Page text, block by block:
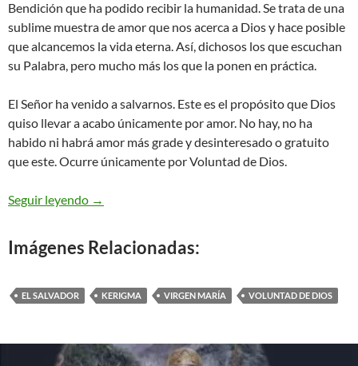
Bendición que ha podido recibir la humanidad. Se trata de una
sublime muestra de amor que nos acerca a Dios y hace posible
que alcancemos la vida eterna. Así, dichosos los que escuchan
su Palabra, pero mucho más los que la ponen en práctica.
El Señor ha venido a salvarnos. Este es el propósito que Dios
quiso llevar a acabo únicamente por amor. No hay, no ha
habido ni habrá amor más grade y desinteresado o gratuito
que este. Ocurre únicamente por Voluntad de Dios.
Seguir leyendo Lucas 11,27-28 – dichosos los que escuchan
→
Imágenes Relacionadas:
EL SALVADOR KERIGMA VIRGEN MARÍA VOLUNTAD DE DIOS